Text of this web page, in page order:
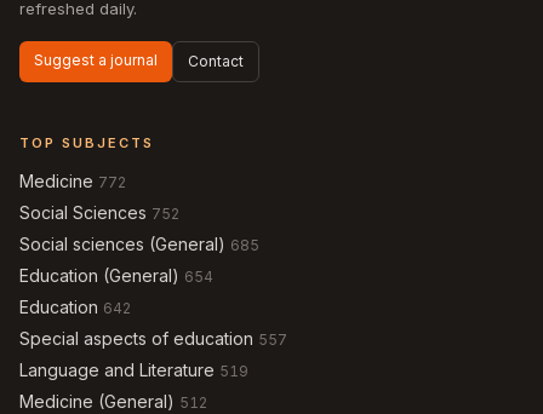
refreshed daily.
Suggest a journal Contact
TOP SUBJECTS
Medicine 772
Social Sciences 752
Social sciences (General) 685
Education (General) 654
Education 642
Special aspects of education 557
Language and Literature 519
Medicine (General) 512